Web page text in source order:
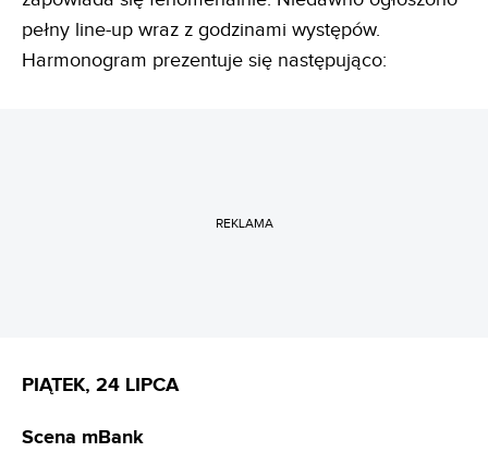
pełny line-up wraz z godzinami występów.
Harmonogram prezentuje się następująco:
REKLAMA
PIĄTEK, 24 LIPCA
Scena mBank